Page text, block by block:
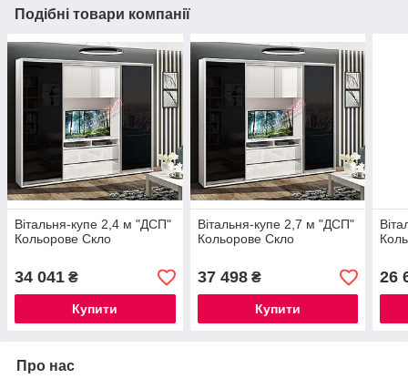
Подібні товари компанії
Вітальня-купе 2,4 м "ДСП"
Кольорове Скло
34 041 ₴
Купити
Вітальня-купе 2,7 м "ДСП"
Кольорове Скло
37 498₴
Купити
26
Про нас